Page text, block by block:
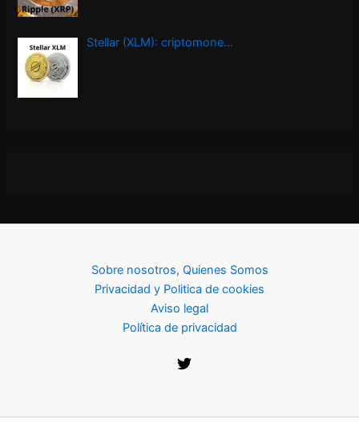
Stellar (XLM): criptomone…
Sobre nosotros, Quienes Somos
Privacidad y Politica de cookies
Aviso legal
Política de privacidad